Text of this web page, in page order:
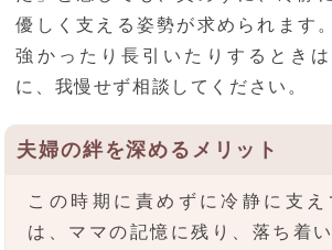
優しく支える姿勢が求められます
強かったり長引いたりするとき
に、我慢せず相談してください。
夫婦の絆を深めるメリット
この時期に責めずに冷静に支え
は、ママの記憶に残り、落ち着